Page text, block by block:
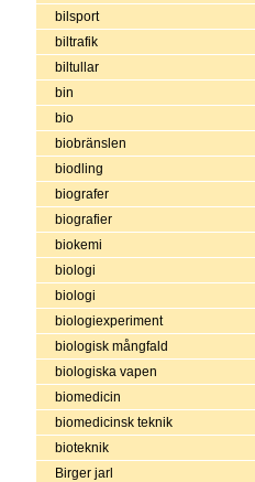
bilsport
biltrafik
biltullar
bin
bio
biobränslen
biodling
biografer
biografier
biokemi
biologi
biologi
biologiexperiment
biologisk mångfald
biologiska vapen
biomedicin
biomedicinsk teknik
bioteknik
Birger jarl